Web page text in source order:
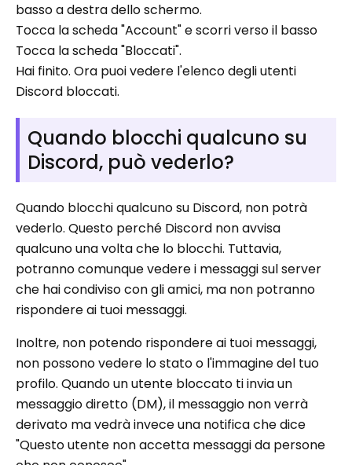
basso a destra dello schermo.
Tocca la scheda "Account" e scorri verso il basso
Tocca la scheda "Bloccati".
Hai finito. Ora puoi vedere l'elenco degli utenti
Discord bloccati.
Quando blocchi qualcuno su
Discord, può vederlo?
Quando blocchi qualcuno su Discord, non potrà
vederlo. Questo perché Discord non avvisa
qualcuno una volta che lo blocchi. Tuttavia,
potranno comunque vedere i messaggi sul server
che hai condiviso con gli amici, ma non potranno
rispondere ai tuoi messaggi.
Inoltre, non potendo rispondere ai tuoi messaggi,
non possono vedere lo stato o l'immagine del tuo
profilo. Quando un utente bloccato ti invia un
messaggio diretto (DM), il messaggio non verrà
derivato ma vedrà invece una notifica che dice
"Questo utente non accetta messaggi da persone